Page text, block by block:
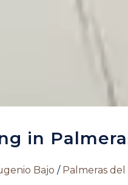
in
Bajo / Palmeras